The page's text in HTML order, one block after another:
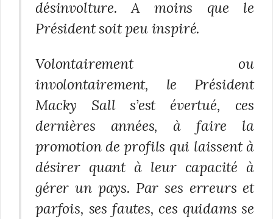
désinvolture. A moins que le
Président soit peu inspiré.
Volontairement ou
involontairement, le Président
Macky Sall s’est évertué, ces
dernières années, à faire la
promotion de profils qui laissent à
désirer quant à leur capacité à
gérer un pays. Par ses erreurs et
parfois, ses fautes, ces quidams se